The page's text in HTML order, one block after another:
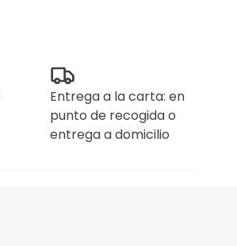
Entrega a la carta: en
punto de recogida o
entrega a domicilio